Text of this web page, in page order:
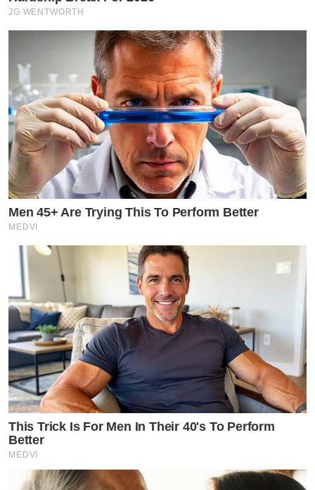
JG WENTWORTH
Men 45+ Are Trying This To Perform Better
MEDVI
This Trick Is For Men In Their 40's To Perform
Better
MEDVI